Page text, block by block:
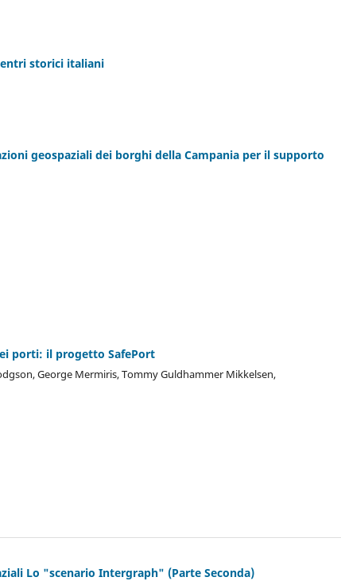
storici italiani
geospaziali dei borghi della Campania per il supporto
porti: il progetto SafePort
George Mermiris, Tommy Guldhammer Mikkelsen,
Lo "scenario Intergraph" (Parte Seconda)